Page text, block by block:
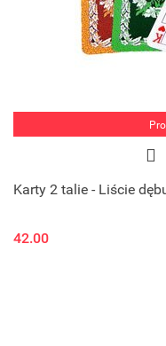
Karty 2 talie - Liście
42.00